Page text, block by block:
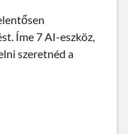
Íme 7 AI-eszköz,
szeretnéd a